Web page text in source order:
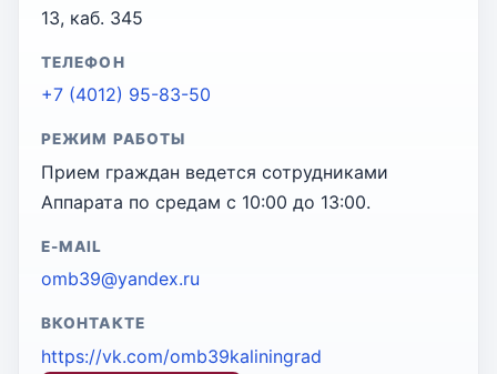
13, каб. 345
ТЕЛЕФОН
+7 (4012) 95-83-50
РЕЖИМ РАБОТЫ
Прием граждан ведется сотрудниками
Аппарата по средам с 10:00 до 13:00.
E-MAIL
omb39@yandex.ru
ВКОНТАКТЕ
https://vk.com/omb39kaliningrad